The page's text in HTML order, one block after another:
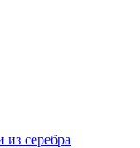
серебра